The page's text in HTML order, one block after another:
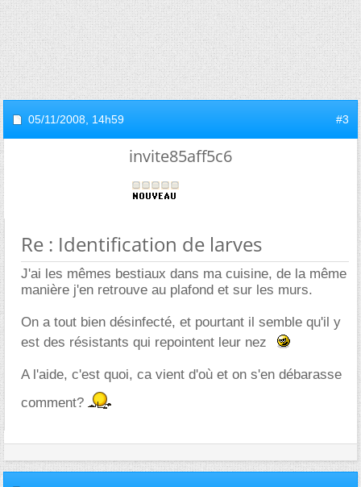
05/11/2008, 14h59 #3
invite85aff5c6
Re : Identification de larves
J'ai les mêmes bestiaux dans ma cuisine, de la même
manière j'en retrouve au plafond et sur les murs.
On a tout bien désinfecté, et pourtant il semble qu'il y
est des résistants qui repointent leur nez
A l'aide, c'est quoi, ca vient d'où et on s'en débarasse
comment?